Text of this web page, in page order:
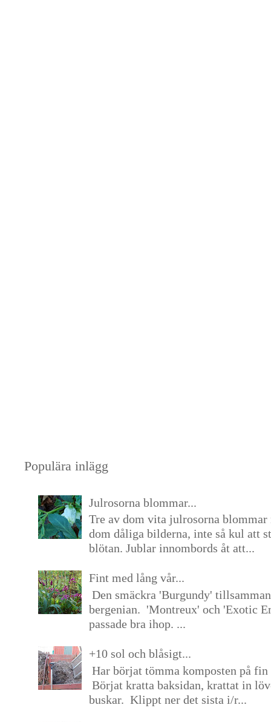
Populära inlägg
Julrosorna blommar...
Tre av dom vita julrosorna blommar
dom dåliga bilderna, inte så kul att
blötan. Jublar innombords åt att...
Fint med lång vår...
Den smäckra 'Burgundy'
bergenian. 'Montreux' och 'Exotic
passade bra ihop. ...
+10 sol och blåsigt...
Har börjat tömma komposten på
Börjat kratta baksidan, krattat in
buskar. Klippt ner det sista i/r...